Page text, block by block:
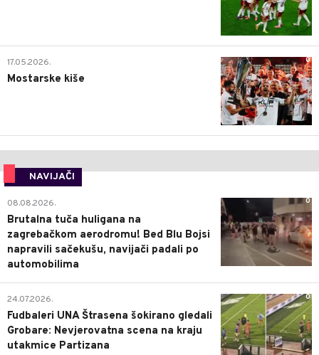
0
17.05.2026.
Mostarske kiše
NAVIJAČI
0
08.08.2026.
Brutalna tuča huligana na
zagrebačkom aerodromu! Bed Blu Bojsi
napravili sačekušu, navijači padali po
automobilima
0
24.07.2026.
Fudbaleri UNA Štrasena šokirano gledali
Grobare: Nevjerovatna scena na kraju
utakmice Partizana